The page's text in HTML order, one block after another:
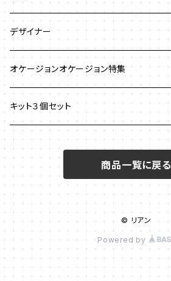
ストラップ
クロッシェ
ワイヤーワーク
ネックレス
チェインメイル
ブレスレット
ピアス
ブローチ
デザイナー
澤田美子
新川智未
オケージョンオケージョン特集
キット３個セット
商品一覧に戻る
© リアン
Powered by